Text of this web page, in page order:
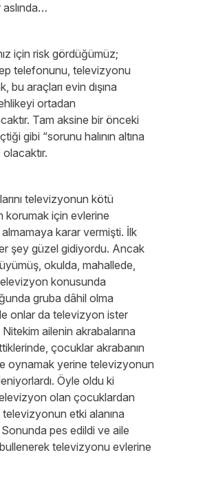
aslında…
için risk gördüğümüz;
telefonunu, televizyonu
bu araçları evin dışına
ortadan
Tam aksine bir önceki
gibi “sorunu halının altına
televizyonun kötü
korumak için evlerine
karar vermişti. İlk
şey güzel gidiyordu. Ancak
okulda, mahallede,
konusunda
gruba dâhil olma
onlar da televizyon ister
Nitekim ailenin akrabalarına
çocuklar akrabanın
oynamak yerine televizyonun
Öyle oldu ki
olan çocuklardan
etki alanına
pes edildi ve aile
televizyonu evlerine